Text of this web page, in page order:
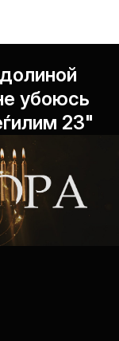
убоюсь
23"